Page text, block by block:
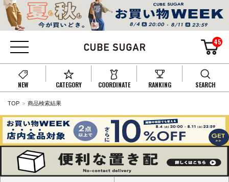
45
NEW CATEGORY COORDINATE RANKING SEARCH
TOP 商品検索結果